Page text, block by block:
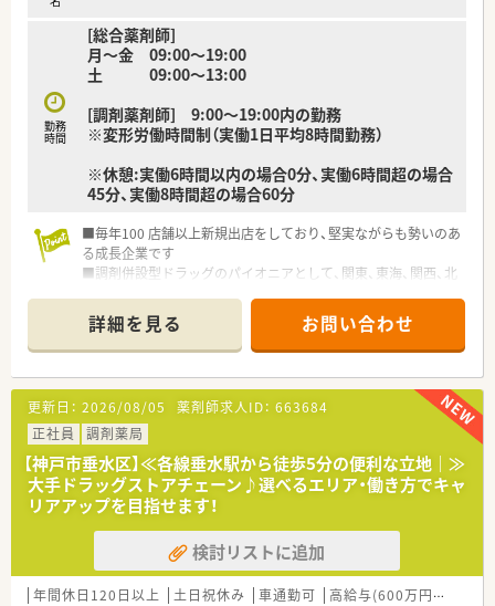
勤務
時間
[総合薬剤師]
月～金 09:00～19:00
土 09:00～13:00
[調剤薬剤師] 9:00～19:00内の勤務
※変形労働時間制（実働1日平均8時間勤務）
※休憩:実働6時間以内の場合0分、実働6時間超の場合
45分、実働8時間超の場合60分
■毎年100 店舗以上新規出店をしており、堅実ながらも勢いのあ
る成長企業です
■調剤併設型ドラッグのパイオニアとして、関東、東海、関西、北
■研修制度は様々なプランがあり、集合研修だけでなく任意で受
講可能な研修も幅広く用意されています
■店舗で活躍する従業員、社外で活躍する従業員、将来経営幹部
となる従業員など、薬剤師として様々な活躍ができるフィールド
を用意されています
■総合薬剤師・調剤薬剤師（土日休み・19時までの勤務）どちらか
の働き方を選択できます
■調剤併設型だけでなく「医療モール・クリニック併設店舗」「敷
地内薬局」「訪問調剤特化型店舗」など様々な店舗を運営してい
ます
■在宅医療にも積極的取り組んでおり「訪問調剤特化型店舗」を
50店舗以上、無菌調剤室は業界最多の51店舗設置しています
■「プラチナくるみん認定企業」「健康経営優良法人2023（大規模
法人部門）認定」等を取得し一人ひとりが働きやすい環境が整備
されています
詳細を見る お問い合わせ
更新日： 2026/08/05 薬剤師求人ID： 663684
正社員
調剤薬局
【神戸市垂水区】≪各線垂水駅から徒歩5分の便利な立地｜≫
大手ドラッグストアチェーン♪選べるエリア・働き方でキャ
リアアップを目指せます！
検討リストに追加
年間休日120日以上 土日祝休み 車通勤可 高給与(600万円以上)